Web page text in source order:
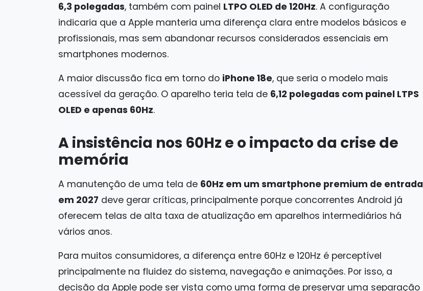
6,3 polegadas, também com painel LTPO OLED de 120Hz. A configuração
indicaria que a Apple manteria uma diferença clara entre modelos básicos e
profissionais, mas sem abandonar recursos considerados essenciais em
smartphones modernos.
A maior discussão fica em torno do iPhone 18e, que seria o modelo mais
acessível da geração. O aparelho teria tela de 6,12 polegadas com painel LTPS
OLED e apenas 60Hz.
A insistência nos 60Hz e o impacto da crise de
memória
A manutenção de uma tela de 60Hz em um smartphone premium de entrada
em 2027 deve gerar críticas, principalmente porque concorrentes Android já
oferecem telas de alta taxa de atualização em aparelhos intermediários há
vários anos.
Para muitos consumidores, a diferença entre 60Hz e 120Hz é perceptível
principalmente na fluidez do sistema, navegação e animações. Por isso, a
decisão da Apple pode ser vista como uma forma de preservar uma separação